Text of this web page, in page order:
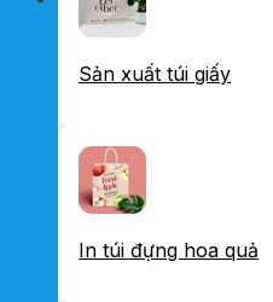
Sản xuất túi giấy
In túi đựng hoa quả